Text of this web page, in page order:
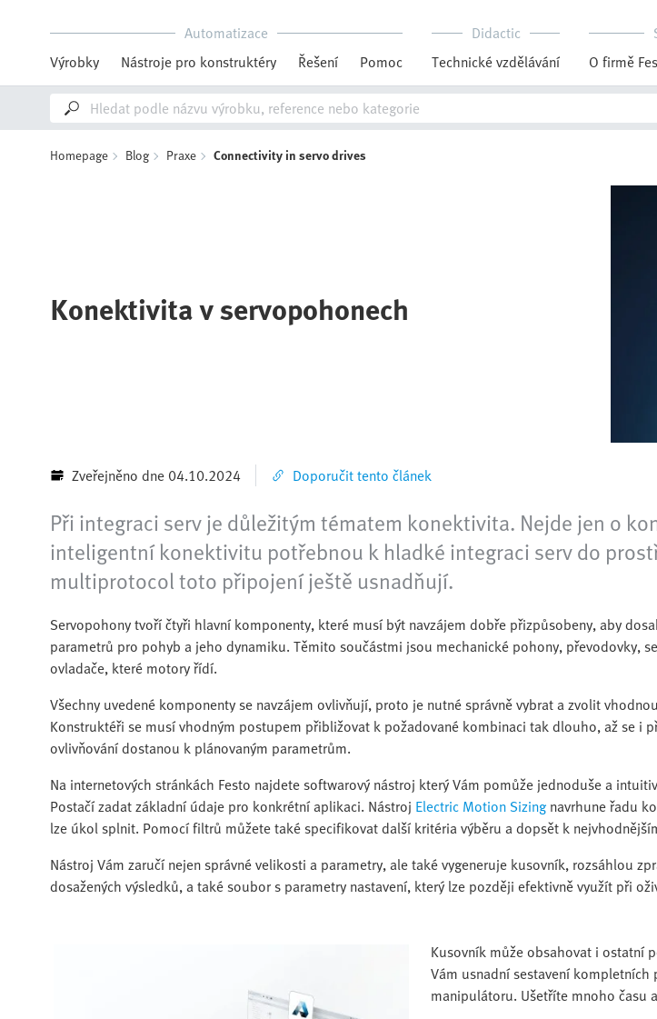
Automatizace
Výrobky
Nástroje pro konstruktéry Řešení Pomoc
Didactic
Technické vzdělávání
O firmě
Homepage Blog Praxe Connectivity in servo drives
Konektivita v servopohonech
Zveřejněno dne 04.10.2024 Doporučit tento článek
Při integraci serv je důležitým tématem konektivita. Nejde jen o
inteligentní konektivitu potřebnou k hladké integraci serv do
multiprotocol toto připojení ještě usnadňují.
Servopohony tvoří čtyři hlavní komponenty, které musí být navzájem dobře přizpůsobeny, aby
parametrů pro pohyb a jeho dynamiku. Těmito součástmi jsou mechanické pohony, převodovky,
ovladače, které motory řídí.
Všechny uvedené komponenty se navzájem ovlivňují, proto je nutné správně vybrat a zvolit
Konstruktéři se musí vhodným postupem přibližovat k požadované kombinaci tak dlouho, až se i
ovlivňování dostanou k plánovaným parametrům.
Na internetových stránkách Festo najdete softwarový nástroj který Vám pomůže jednoduše a
Postačí zadat základní údaje pro konkrétní aplikaci. Nástroj Electric Motion Sizing navrhune řadu
lze úkol splnit. Pomocí filtrů můžete také specifikovat další kritéria výběru a dopsět k
Nástroj Vám zaručí nejen správné velikosti a parametry, ale také vygeneruje kusovník, rozsáhlou
dosažených výsledků, a také soubor s parametry nastavení, který lze později efektivně využít při
Kusovník může obsahovat i ostatní
Vám usnadní sestavení
manipulátoru. Ušetříte mnoho času